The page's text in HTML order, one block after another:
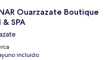
Ouarzazate Boutique
SPA
incluido